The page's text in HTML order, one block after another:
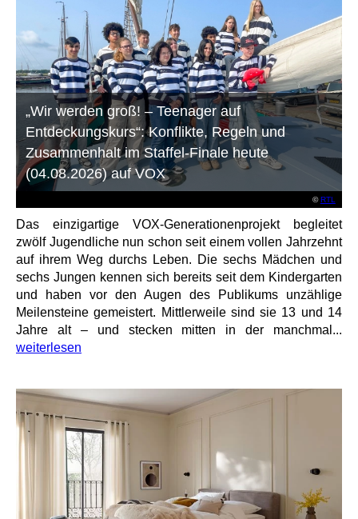
©RTL
„Wir werden groß! – Teenager auf
Entdeckungskurs“: Konflikte, Regeln und
Zusammenhalt im Staffel-Finale heute
(04.08.2026) auf VOX
Das einzigartige VOX-Generationenprojekt begleitet
zwölf Jugendliche nun schon seit einem vollen Jahrzehnt
auf ihrem Weg durchs Leben. Die sechs Mädchen und
sechs Jungen kennen sich bereits seit dem Kindergarten
und haben vor den Augen des Publikums unzählige
Meilensteine gemeistert. Mittlerweile sind sie 13 und 14
Jahre alt – und stecken mitten in der manchmal...
weiterlesen